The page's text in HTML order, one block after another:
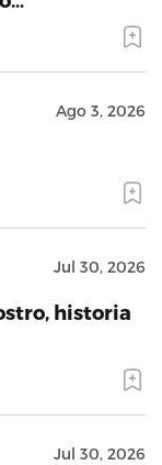
Ago 3, 2026
Jul 30, 2026
historia
Jul 30, 2026